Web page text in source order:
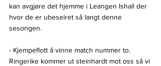
kan avgjøre det hjemme i Leangen Ishall der
hvor de er ubeseiret så langt denne
sesongen.
- Kjempeflott å vinne match nummer to.
Ringerike kommer ut steinhardt mot oss så vi